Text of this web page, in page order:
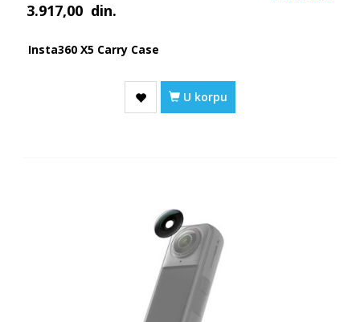
3.917,00 din.
Insta360 X5 Carry Case
U korpu